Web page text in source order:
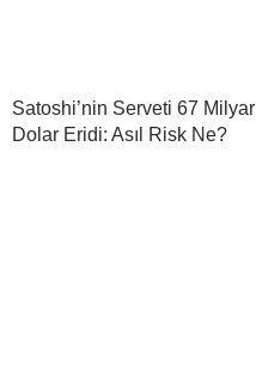
Satoshi’nin Serveti 67 Milyar
Dolar Eridi: Asıl Risk Ne?